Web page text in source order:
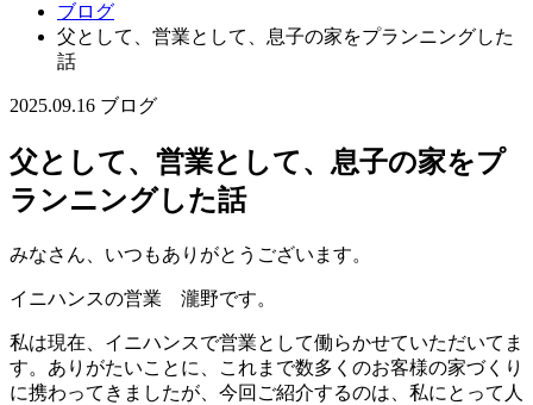
ブログ
父として、営業として、息子の家をプランニングした
話
2025.09.16 ブログ
父として、営業として、息子の家をプ
ランニングした話
みなさん、いつもありがとうございます。
イニハンスの営業 瀧野です。
私は現在、イニハンスで営業として働らかせていただいてま
す。ありがたいことに、これまで数多くのお客様の家づくり
に携わってきましたが、今回ご紹介するのは、私にとって人